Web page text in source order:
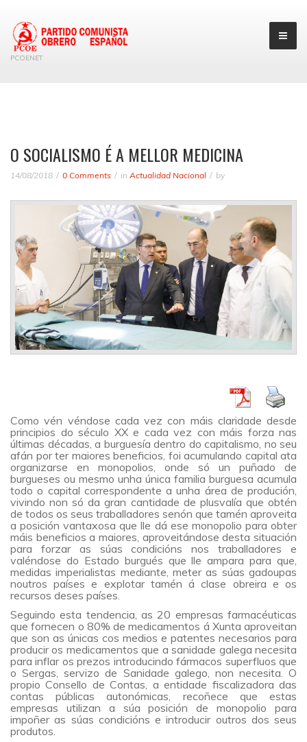
PCOENET
O SOCIALISMO É A MELLOR MEDICINA
14/08/2018 0 Comments in Actualidad Nacional by
Como vén véndose cada vez con máis claridade desde
principios do século XX e cada vez con máis forza nas
últimas décadas, a burguesía dentro do capitalismo, no seu
afán por ter maiores beneficios, foi acumulando capital ata
organizarse en monopolios, onde só un puñado de
burgueses ou mesmo unha única familia burguesa acumula
todo o capital correspondente a unha área de produción,
vivindo non só da gran cantidade de plusvalía que obtén
de todos os seus traballadores senón que tamén aproveita
a posición vantaxosa que lle dá ese monopolio para obter
máis beneficios a maiores, aproveitándose desta situación
para forzar as súas condicións nos traballadores e
valéndose do Estado burgués que lle ampara para que,
medidas imperialistas mediante, meter as súas gadoupas
noutros países e explotar tamén á clase obreira e os
recursos deses países.
Seguindo esta tendencia, as 20 empresas farmacéuticas
que fornecen o 80% de medicamentos á Xunta aproveitan
que son as únicas cos medios e patentes necesarios para
producir os medicamentos que a sanidade galega necesita
para inflar os prezos introducindo fármacos superfluos que
o Sergas, servizo de Sanidade galego, non necesita. O
propio Consello de Contas, a entidade fiscalizadora das
contas públicas autonómicas, recoñece que estas
empresas utilizan a súa posición de monopolio para
impoñer as súas condicións e introducir outros dos seus
produtos.